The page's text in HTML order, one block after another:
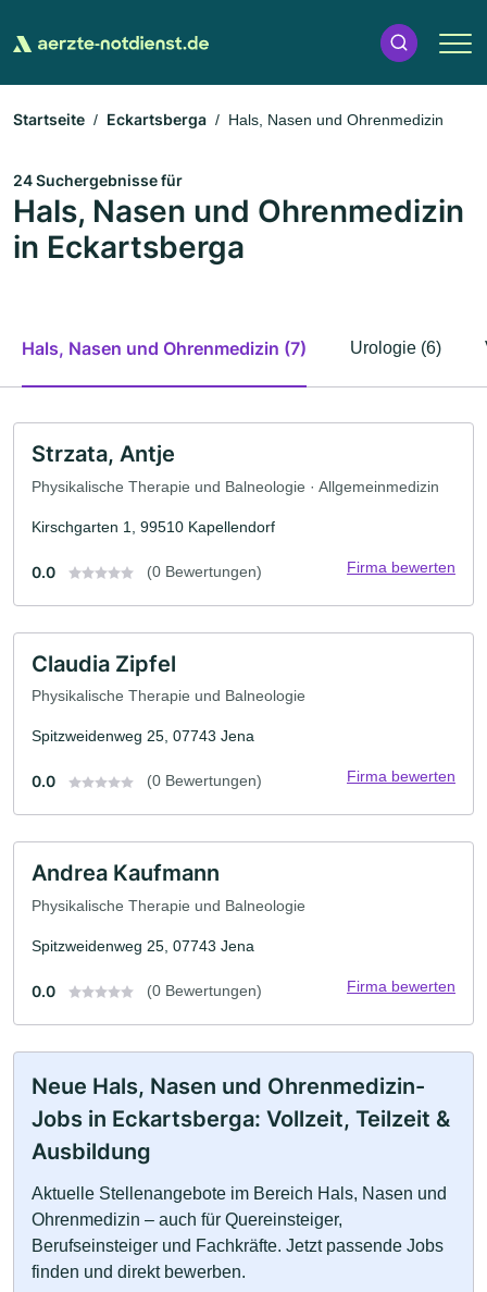
Startseite Eckartsberga Hals, Nasen und Ohrenmedizin
24 Suchergebnisse für
Hals, Nasen und Ohrenmedizin
in Eckartsberga
Hals, Nasen und Ohrenmedizin (7) Urologie (6)
Strzata, Antje
Physikalische Therapie und Balneologie · Allgemeinmedizin
Kirschgarten 1, 99510 Kapellendorf
0.0 (0 Bewertungen) Firma bewerten
Claudia Zipfel
Physikalische Therapie und Balneologie
Spitzweidenweg 25, 07743 Jena
0.0 (0 Bewertungen) Firma bewerten
Andrea Kaufmann
Physikalische Therapie und Balneologie
Spitzweidenweg 25, 07743 Jena
0.0 (0 Bewertungen) Firma bewerten
Neue Hals, Nasen und Ohrenmedizin-
Jobs in Eckartsberga: Vollzeit, Teilzeit &
Ausbildung
Aktuelle Stellenangebote im Bereich Hals, Nasen und
Ohrenmedizin – auch für Quereinsteiger,
Berufseinsteiger und Fachkräfte. Jetzt passende Jobs
finden und direkt bewerben.